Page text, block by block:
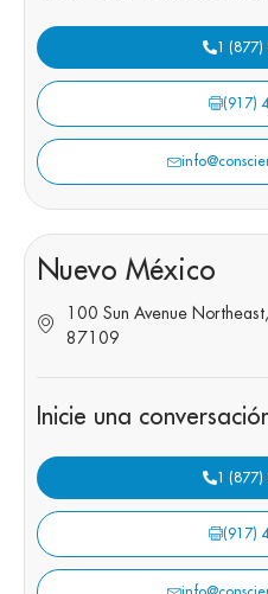
1 (877)
(917)
Nuevo México
100 Sun Avenue
87109
Inicie una
1 (877)
(917)